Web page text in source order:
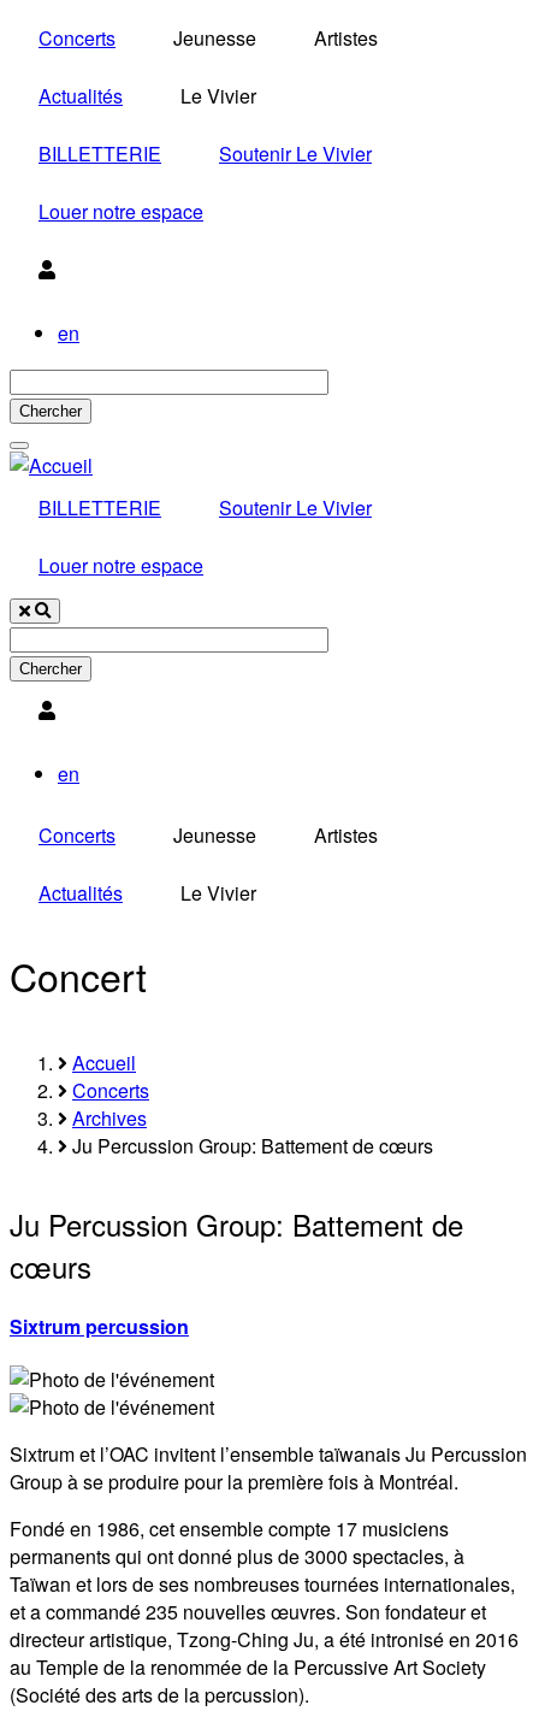
principal
Concerts Jeunesse Artistes
Actualités Le Vivier
BILLETTERIE Soutenir Le Vivier
Louer notre espace
en
BILLETTERIE Soutenir Le Vivier
Louer notre espace
en
Concerts Jeunesse Artistes
Actualités Le Vivier
Concert
Fil
d'Ariane
Accueil
Concerts
Archives
Ju Percussion Group: Battement de cœurs
Ju Percussion Group: Battement de
cœurs
Sixtrum percussion
Sixtrum et l’OAC invitent l’ensemble taïwanais Ju Percussion
Group à se produire pour la première fois à Montréal.
Fondé en 1986, cet ensemble compte 17 musiciens
permanents qui ont donné plus de 3000 spectacles, à
Taïwan et lors de ses nombreuses tournées internationales,
et a commandé 235 nouvelles œuvres. Son fondateur et
directeur artistique, Tzong-Ching Ju, a été intronisé en 2016
au Temple de la renommée de la Percussive Art Society
(Société des arts de la percussion).